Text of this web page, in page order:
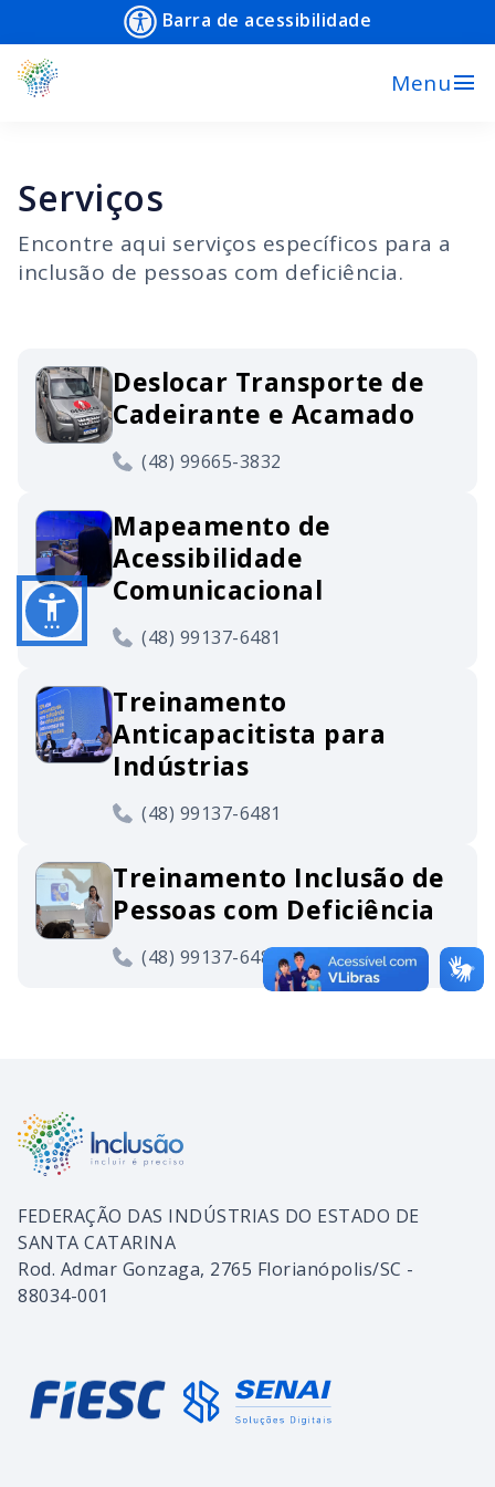
Barra de acessibilidade
Menumenu
Serviços
Encontre aqui serviços específicos para a
inclusão de pessoas com deficiência.
Deslocar Transporte de
Cadeirante e Acamado
(48) 99665-3832
Mapeamento de
Acessibilidade
Comunicacional
(48) 99137-6481
Treinamento
Anticapacitista para
Indústrias
(48) 99137-6481
Treinamento Inclusão de
Pessoas com Deficiência
(48) 99137-6481
FEDERAÇÃO DAS INDÚSTRIAS DO ESTADO DE
SANTA CATARINA
Rod. Admar Gonzaga, 2765 Florianópolis/SC -
88034-001